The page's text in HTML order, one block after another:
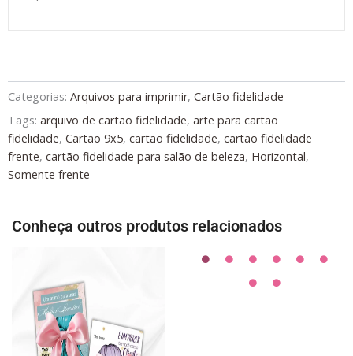
Categorias: Arquivos para imprimir, Cartão fidelidade
Tags: arquivo de cartão fidelidade, arte para cartão
fidelidade, Cartão 9x5, cartão fidelidade, cartão fidelidade
frente, cartão fidelidade para salão de beleza, Horizontal,
Somente frente
Conheça outros produtos relacionados